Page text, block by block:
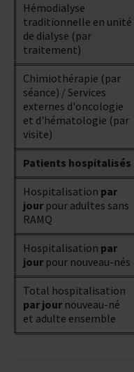
Hémodialyse
traditionnelle en unité
de dialyse (par
traitement)
Chimiothérapie (par
séance) / Services
externes d'oncologie
et d'hématologie (par
visite)
Patients hospitalisés
Hospitalisation par
jour pour adultes sans
RAMQ
Hospitalisation par
jour pour nouveau-nés
Total hospitalisation
par jour nouveau-né
et adulte ensemble